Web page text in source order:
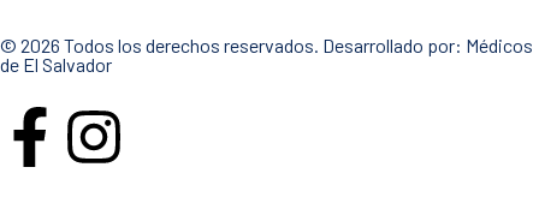
© 2026 Todos los derechos reservados. Desarrollado por: Médicos
de El Salvador